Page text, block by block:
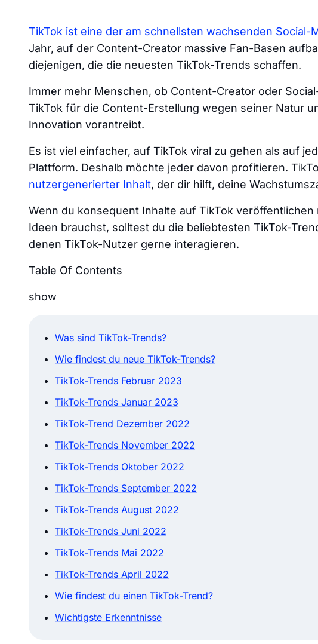
TikTok ist eine der am schnellsten wachsenden Social-
Jahr, auf der Content-Creator massive Fan-Basen
diejenigen, die die neuesten TikTok-Trends schaffen.
Immer mehr Menschen, ob Content-Creator oder
TikTok für die Content-Erstellung wegen seiner Natur
Innovation vorantreibt.
Es ist viel einfacher, auf TikTok viral zu gehen als auf
Plattform. Deshalb möchte jeder davon profitieren.
nutzergenerierter Inhalt, der dir hilft, deine
Wenn du konsequent Inhalte auf TikTok
Ideen brauchst, solltest du die beliebtesten TikTok-
denen TikTok-Nutzer gerne interagieren.
Table Of Contents
show
Was sind TikTok-Trends?
Wie findest du neue TikTok-Trends?
TikTok-Trends Februar 2023
TikTok-Trends Januar 2023
TikTok-Trend Dezember 2022
TikTok-Trends November 2022
TikTok-Trends Oktober 2022
TikTok-Trends September 2022
TikTok-Trends August 2022
TikTok-Trends Juni 2022
TikTok-Trends Mai 2022
TikTok-Trends April 2022
Wie findest du einen TikTok-Trend?
Wichtigste Erkenntnisse